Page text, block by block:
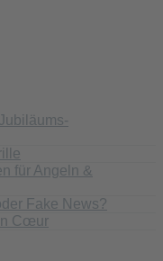
für Angeln &
Fake News?
Cœur